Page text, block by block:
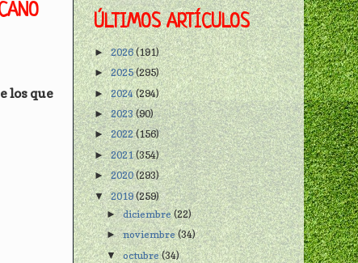
los que
ÚLTIMOS ARTÍCULOS
►2026(191)
►2025(295)
►2024(294)
►2023(90)
►2022(156)
►2021(354)
►2020(293)
▼2019(259)
►diciembre(22)
►noviembre(34)
▼octubre(34)